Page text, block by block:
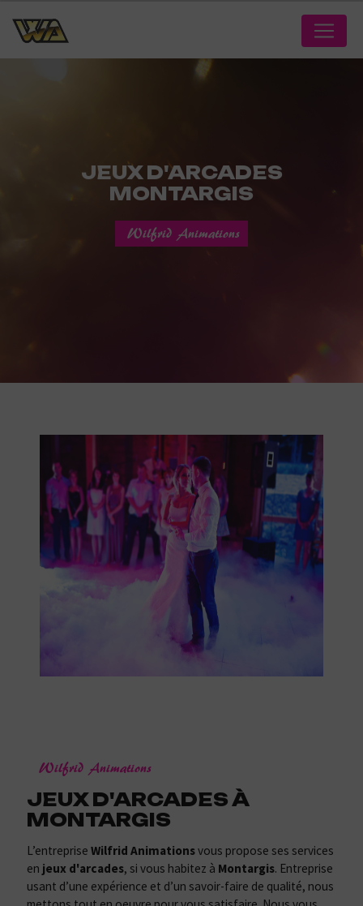
JEUX D'ARCADES
MONTARGIS
Wilfrid Animations
Wilfrid Animations
JEUX D'ARCADES À
MONTARGIS
L’entreprise Wilfrid Animationsvous propose ses services
en jeux d'arcades, si vous habitez à Montargis. Entreprise
usant d’une expérience et d’un savoir-faire de qualité, nous